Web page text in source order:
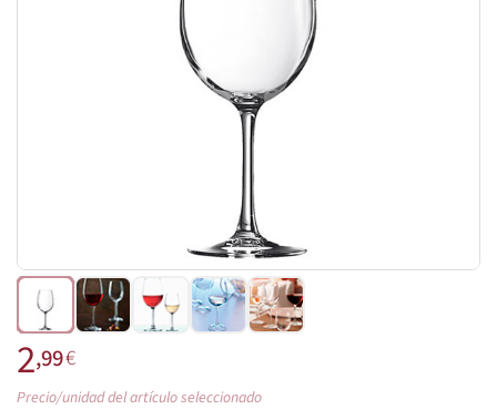
2,99€
Precio/unidad del artículo seleccionado